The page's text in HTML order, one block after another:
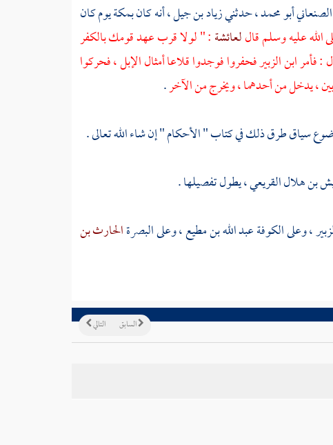
أبو محمد، حدثنيزياد بن جيل، أنه كانبمكةيوم كان
عليه وسلم قاللعائشة: " لولا قرب عهد قومك بالكفر
: فأمرابن الزبيرفحفروا فوجدوا قلاعا أمثال الإبل ، فحركوا
، يدخل من أحدهما ، ويخرج من الآخر.
سياق طرق ذلك في كتاب " الأحكام " إن شاء الله تعالى .
بن هلال القريعي، يطول تفصيلها .
، وعلىالكوفةعبد الله بن مطيع، وعلىالبصرةالحارث بن
التالي السابق